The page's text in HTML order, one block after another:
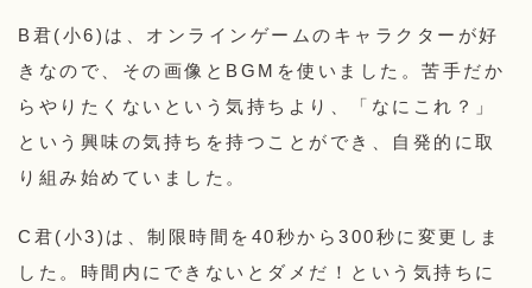
B君(小6)は、オンラインゲームのキャラクターが好
きなので、その画像とBGMを使いました。苦手だか
らやりたくないという気持ちより、「なにこれ？」
という興味の気持ちを持つことができ、自発的に取
り組み始めていました。
C君(小3)は、制限時間を40秒から300秒に変更しま
した。時間内にできないとダメだ！という気持ちに